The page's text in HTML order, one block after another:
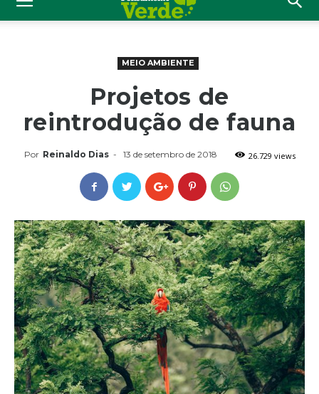
MEIO AMBIENTE
Projetos de
reintrodução de fauna
Por Reinaldo Dias - 13 de setembro de 2018 26.729 views